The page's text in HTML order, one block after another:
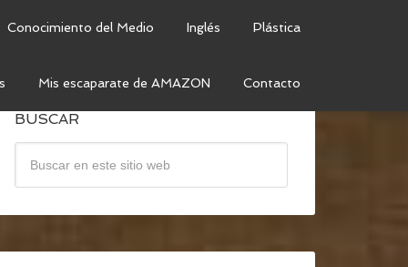
Conocimiento del Medio Inglés Plástica
Mis escaparate de AMAZON Contacto
BUSCAR